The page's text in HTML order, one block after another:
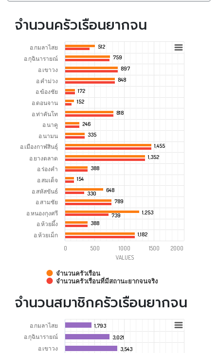
จำนวนครัวเรือนยากจน
VALUES
512
512
759
759
897
897
848
848
172
172
152
152
818
818
246
246
335
335
1,455
1,455
1,352
1,352
388
388
154
154
648
648
789
789
1,253
1,253
388
388
1,182
1,182
330
330
739
739
จำนวนครัวเรือน
จำนวนครัวเรือนที่มีสถานะยากจนจริง
อ.กมลาไสย
อ.กุฉินารายณ์
อ.เขาวง
อ.คำม่วง
อ.ฆ้องชัย
อ.ดอนจาน
อ.ท่าคันโท
อ.นาคู
อ.นามน
อ.เมืองกาฬสินธุ์
อ.ยางตลาด
อ.ร่องคำ
อ.สมเด็จ
อ.สหัสขันธ์
อ.สามชัย
อ.หนองกุงศรี
อ.ห้วยผึ้ง
อ.ห้วยเม็ก
0
500 1000 1500 2000
จำนวนสมาชิกครัวเรือนยากจน
1,793
1,793
3,021
3,021
3,543
3,543
อ.กมลาไสย
อ.กุฉินารายณ์
อ.เขาวง